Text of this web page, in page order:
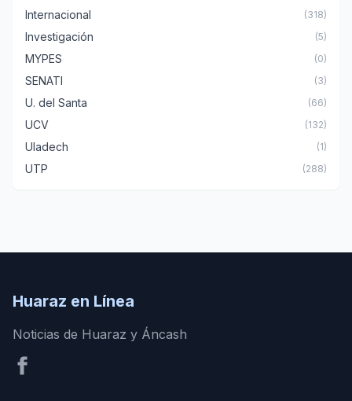
Internacional (318)
Investigación (5)
MYPES (0)
SENATI (3)
U. del Santa (66)
UCV (132)
Uladech (1)
UTP (288)
Huaraz en Línea
Noticias de Huaraz y Áncash